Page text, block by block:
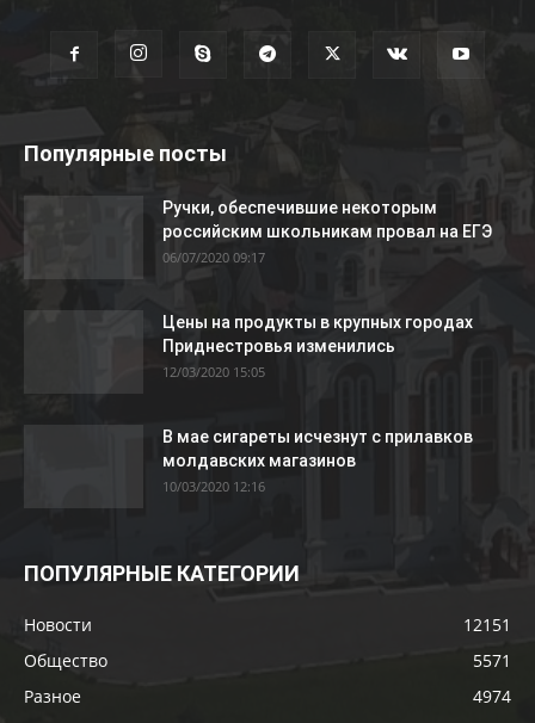
Популярные посты
Ручки, обеспечившие некоторым
российским школьникам провал на ЕГЭ
06/07/2020 09:17
Цены на продукты в крупных городах
Приднестровья изменились
12/03/2020 15:05
В мае сигареты исчезнут с прилавков
молдавских магазинов
10/03/2020 12:16
ПОПУЛЯРНЫЕ КАТЕГОРИИ
Новости
12151
Общество
5571
Разное
4974